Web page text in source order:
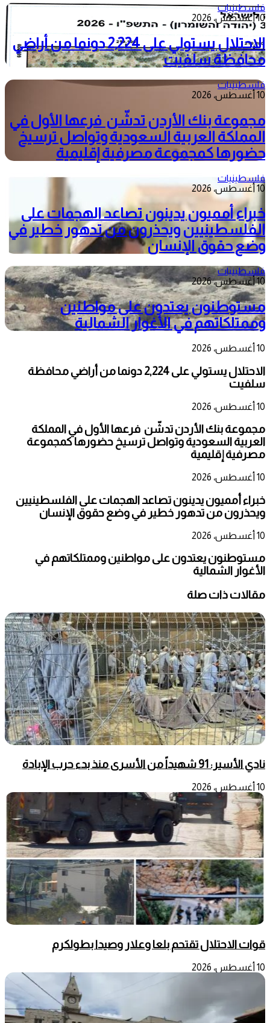
فلسطينيات
10 أغسطس، 2026
الاحتلال يستولي على 2,224 دونما من أراضي
محافظة سلفيت
فلسطينيات
10 أغسطس، 2026
مجموعة بنك الأردن تدشّن فرعها الأول في
المملكة العربية السعودية وتواصل ترسيخ
حضورها كمجموعة مصرفية إقليمية
فلسطينيات
10 أغسطس، 2026
خبراء أمميون يدينون تصاعد الهجمات على
الفلسطينيين ويحذرون من تدهور خطير في
وضع حقوق الإنسان
فلسطينيات
10 أغسطس، 2026
مستوطنون يعتدون على مواطنين
وممتلكاتهم في الأغوار الشمالية
10 أغسطس، 2026
الاحتلال يستولي على 2,224 دونما من أراضي محافظة
سلفيت
10 أغسطس، 2026
مجموعة بنك الأردن تدشّن فرعها الأول في المملكة
العربية السعودية وتواصل ترسيخ حضورها كمجموعة
مصرفية إقليمية
10 أغسطس، 2026
خبراء أمميون يدينون تصاعد الهجمات على الفلسطينيين
ويحذرون من تدهور خطير في وضع حقوق الإنسان
10 أغسطس، 2026
مستوطنون يعتدون على مواطنين وممتلكاتهم في
الأغوار الشمالية
مقالات ذات صلة
نادي الأسير: 91 شهيداً من الأسرى منذ بدء حرب الإبادة
10 أغسطس، 2026
قوات الاحتلال تقتحم بلعا وعلار وصيدا بطولكرم
10 أغسطس، 2026